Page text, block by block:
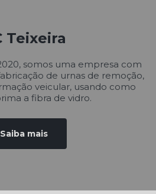
Teixeira
somos uma empresa com
de urnas de remoção,
veicular, usando como
a fibra de vidro.
Saiba mais